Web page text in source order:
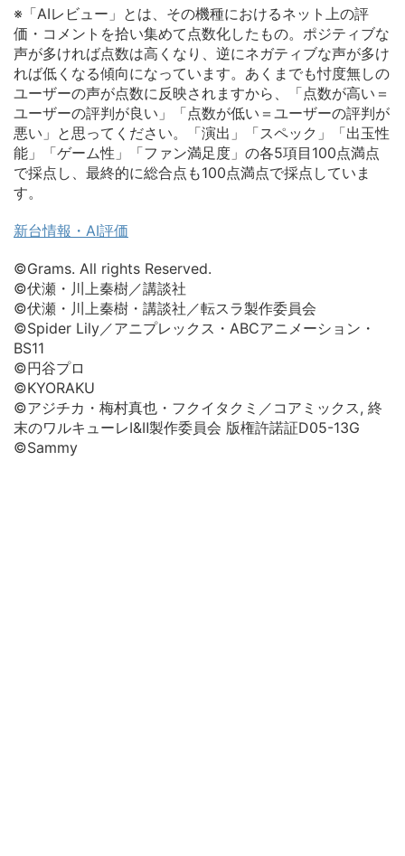
※「AIレビュー」とは、その機種におけるネット上の評
価・コメントを拾い集めて点数化したもの。ポジティブな
声が多ければ点数は高くなり、逆にネガティブな声が多け
れば低くなる傾向になっています。あくまでも忖度無しの
ユーザーの声が点数に反映されますから、「点数が高い＝
ユーザーの評判が良い」「点数が低い＝ユーザーの評判が
悪い」と思ってください。「演出」「スペック」「出玉性
能」「ゲーム性」「ファン満足度」の各5項目100点満点
で採点し、最終的に総合点も100点満点で採点していま
す。
新台情報・AI評価
©Grams. All rights Reserved.
©伏瀬・川上秦樹／講談社
©伏瀬・川上秦樹・講談社／転スラ製作委員会
©Spider Lily／アニプレックス・ABCアニメーション・
BS11
©円谷プロ
©KYORAKU
©アジチカ・梅村真也・フクイタクミ／コアミックス, 終
末のワルキューレⅠ&Ⅱ製作委員会 版権許諾証D05-13G
©Sammy